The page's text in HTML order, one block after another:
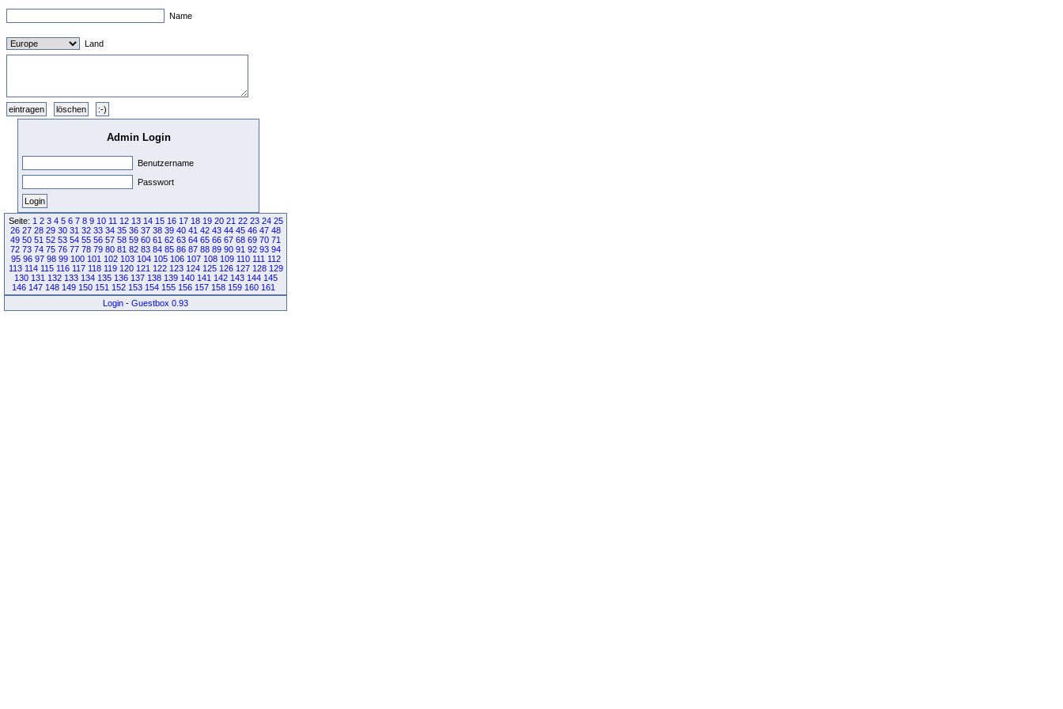
Name
Land
Admin Login
Benutzername
Passwort
Seite: 1 2 3 4 5 6 7 8 9 10 11 12 13 14 15 16 17 18 19 20 21 22 23 24 25
26 27 28 29 30 31 32 33 34 35 36 37 38 39 40 41 42 43 44 45 46 47 48
49 50 51 52 53 54 55 56 57 58 59 60 61 62 63 64 65 66 67 68 69 70 71
72 73 74 75 76 77 78 79 80 81 82 83 84 85 86 87 88 89 90 91 92 93 94
95 96 97 98 99 100 101 102 103 104 105 106 107 108 109 110 111 112
113 114 115 116 117 118 119 120 121 122 123 124 125 126 127 128 129
130 131 132 133 134 135 136 137 138 139 140 141 142 143 144 145
146 147 148 149 150 151 152 153 154 155 156 157 158 159 160 161
Login - Guestbox 0.93